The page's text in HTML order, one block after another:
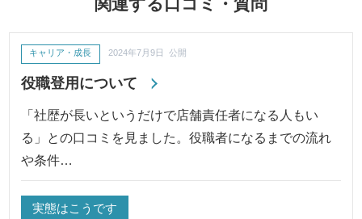
関連する口コミ・質問
役職登用について
キャリア・成長 2024年7月9日 公開
「社歴が長いというだけで店舗責任者になる人もい
る」との口コミを見ました。役職者になるまでの流れ
や条件…
実態はこうです